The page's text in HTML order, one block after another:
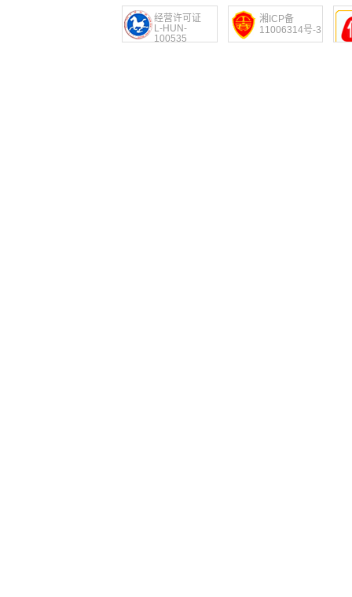
经营许可证
L-HUN-
100535
湘ICP备
11006314号-3